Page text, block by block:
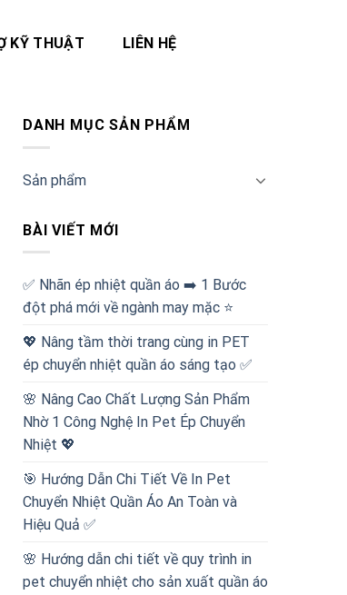
KỸ THUẬT LIÊN HỆ
DANH MỤC SẢN PHẨM
Sản phẩm
BÀI VIẾT MỚI
✅‪ Nhãn ép nhiệt quần áo ➡️ 1 Bước
đột phá mới về ngành may mặc ⭐️
💖 Nâng tầm thời trang cùng in PET
ép chuyển nhiệt quần áo sáng tạo ✅
🌸 Nâng Cao Chất Lượng Sản Phẩm
Nhờ 1 Công Nghệ In Pet Ép Chuyển
Nhiệt 💖
🎯 Hướng Dẫn Chi Tiết Về In Pet
Chuyển Nhiệt Quần Áo An Toàn và
Hiệu Quả ✅
🌸 Hướng dẫn chi tiết về quy trình in
pet chuyển nhiệt cho sản xuất quần áo